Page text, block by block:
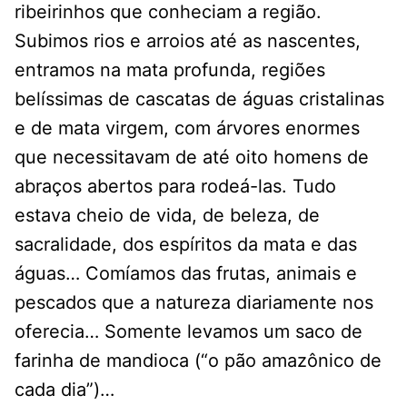
ribeirinhos que conheciam a região.
Subimos rios e arroios até as nascentes,
entramos na mata profunda, regiões
belíssimas de cascatas de águas cristalinas
e de mata virgem, com árvores enormes
que necessitavam de até oito homens de
abraços abertos para rodeá-las. Tudo
estava cheio de vida, de beleza, de
sacralidade, dos espíritos da mata e das
águas… Comíamos das frutas, animais e
pescados que a natureza diariamente nos
oferecia… Somente levamos um saco de
farinha de mandioca (“o pão amazônico de
cada dia”)…